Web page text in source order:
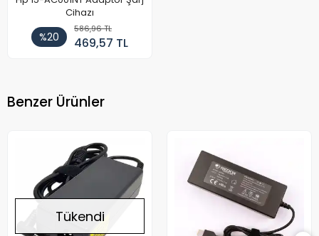
Cihazı
%20
586,96 TL
469,57 TL
Benzer Ürünler
Tükendi